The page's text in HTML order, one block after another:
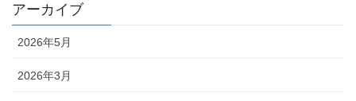
アーカイブ
2026年5月
2026年3月